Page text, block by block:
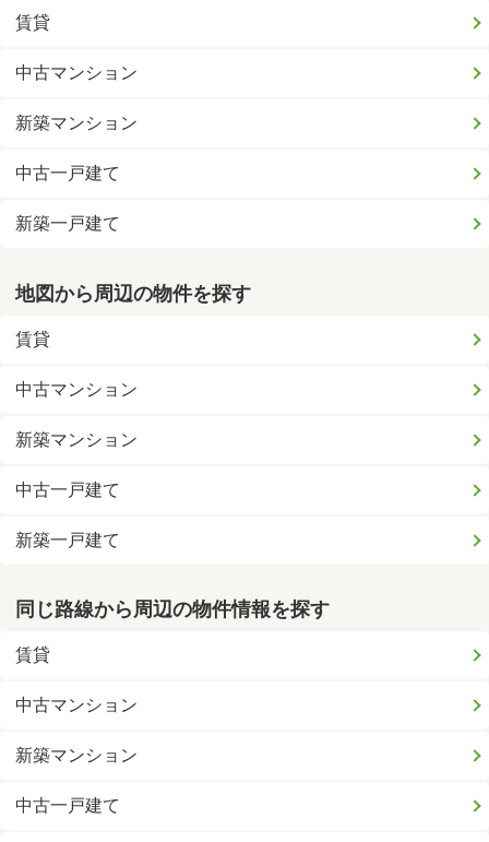
賃貸
中古マンション
新築マンション
中古一戸建て
新築一戸建て
地図から周辺の物件を探す
賃貸
中古マンション
新築マンション
中古一戸建て
新築一戸建て
同じ路線から周辺の物件情報を探す
賃貸
中古マンション
新築マンション
中古一戸建て